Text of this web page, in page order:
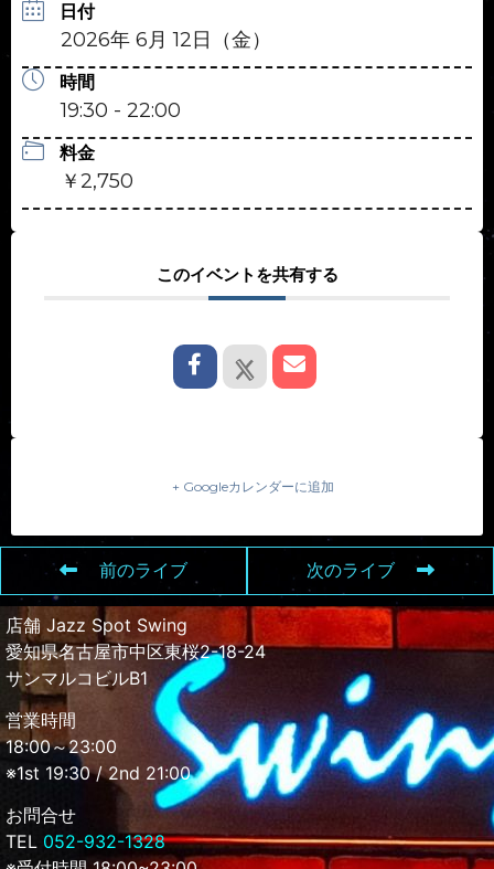
日付
2026年 6月 12日（金）
時間
19:30 - 22:00
料金
￥2,750
このイベントを共有する
+ Googleカレンダーに追加
前のライブ 次のライブ
店舗 Jazz Spot Swing
愛知県名古屋市中区東桜2-18-24
サンマルコビルB1
営業時間
18:00～23:00
※1st 19:30 / 2nd 21:00
お問合せ
TEL 052-932-1328